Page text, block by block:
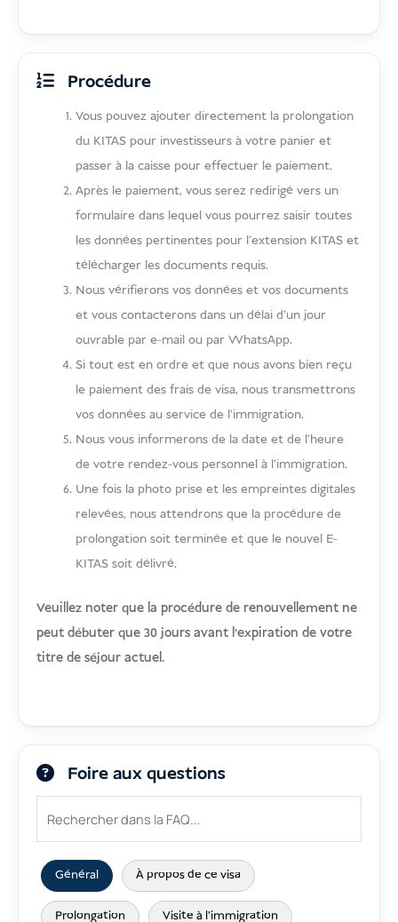
Procédure
Vous pouvez ajouter directement la prolongation
du KITAS pour investisseurs à votre panier et
passer à la caisse pour effectuer le paiement.
Après le paiement, vous serez redirigé vers un
formulaire dans lequel vous pourrez saisir toutes
les données pertinentes pour l'extension KITAS et
télécharger les documents requis.
Nous vérifierons vos données et vos documents
et vous contacterons dans un délai d'un jour
ouvrable par e-mail ou par WhatsApp.
Si tout est en ordre et que nous avons bien reçu
le paiement des frais de visa, nous transmettrons
vos données au service de l'immigration.
Nous vous informerons de la date et de l'heure
de votre rendez-vous personnel à l'immigration.
Une fois la photo prise et les empreintes digitales
relevées, nous attendrons que la procédure de
prolongation soit terminée et que le nouvel E-
KITAS soit délivré.
Veuillez noter que la procédure de renouvellement ne
peut débuter que 30 jours avant l'expiration de votre
titre de séjour actuel.
Foire aux questions
Général À propos de ce visa
Prolongation Visite à l’immigration